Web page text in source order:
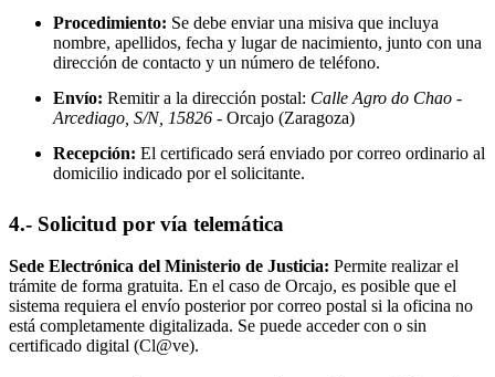
Procedimiento: Se debe enviar una misiva que incluya
nombre, apellidos, fecha y lugar de nacimiento, junto con una
dirección de contacto y un número de teléfono.
Envío: Remitir a la dirección postal: Calle Agro do Chao -
Arcediago, S/N, 15826 - Orcajo (Zaragoza)
Recepción: El certificado será enviado por correo ordinario al
domicilio indicado por el solicitante.
4.- Solicitud por vía telemática
Sede Electrónica del Ministerio de Justicia: Permite realizar el
trámite de forma gratuita. En el caso de Orcajo, es posible que el
sistema requiera el envío posterior por correo postal si la oficina no
está completamente digitalizada. Se puede acceder con o sin
certificado digital (Cl@ve).